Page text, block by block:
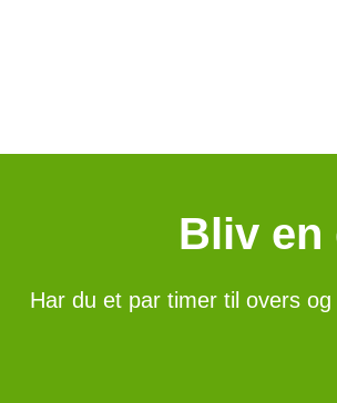
Bliv en
Har du et par timer til overs